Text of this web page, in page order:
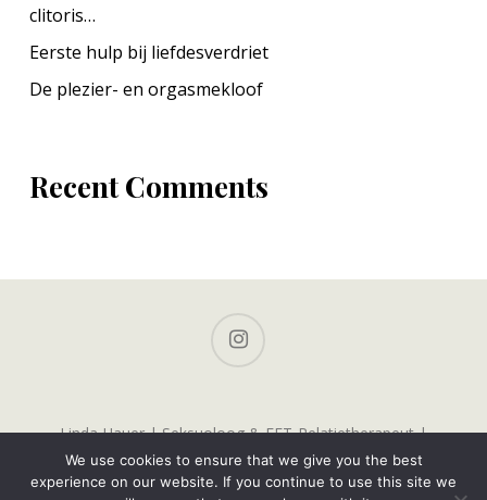
clitoris…
Eerste hulp bij liefdesverdriet
De plezier- en orgasmekloof
Recent Comments
Linda Hauer | Seksuoloog & EFT-Relatietherapeut |
Buurkerkhof 5, 3511 KC Utrecht | contact@lindahauer.nl |
www.LindaHauer.nl | Werkdagen: ma, di, woe, vrij.
We use cookies to ensure that we give you the best
experience on our website. If you continue to use this site we